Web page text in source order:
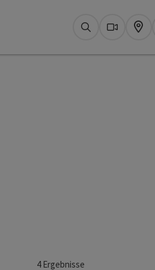
Suchen
4Ergebnisse